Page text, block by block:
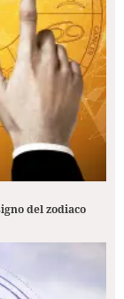
del zodiaco